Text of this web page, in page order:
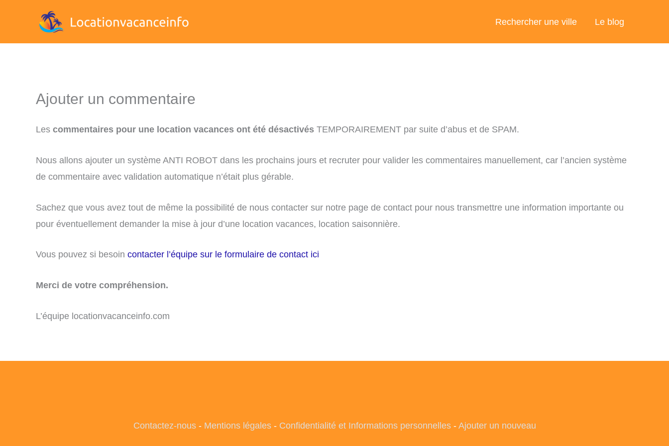
Rechercher une ville Le blog
Ajouter un commentaire
Les commentaires pour une location vacances ont été désactivés TEMPORAIREMENT par suite d’abus et de SPAM.
Nous allons ajouter un système ANTI ROBOT dans les prochains jours et recruter pour valider les commentaires manuellement, car l’ancien système
de commentaire avec validation automatique n’était plus gérable.
Sachez que vous avez tout de même la possibilité de nous contacter sur notre page de contact pour nous transmettre une information importante ou
pour éventuellement demander la mise à jour d’une location vacances, location saisonnière.
Vous pouvez si besoin contacter l’équipe sur le formulaire de contact ici
Merci de votre compréhension.
L’équipe locationvacanceinfo.com
Contactez-nous- Mentions légales- Confidentialité et Informations personnelles- Ajouter un nouveau